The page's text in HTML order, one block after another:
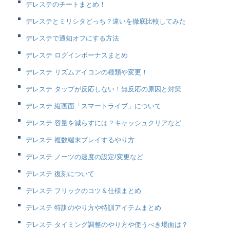
デレステのチートまとめ！
デレステとミリシタどっち？違いを徹底比較してみた
デレステで通知オフにする方法
デレステ ログインボーナスまとめ
デレステ リズムアイコンの種類や変更！
デレステ タップが反応しない！無反応の原因と対策
デレステ 縦画面「スマートライブ」について
デレステ 容量を減らすには？キャッシュクリアなど
デレステ 複数端末プレイするやり方
デレステ ノーツの速度の設定/変更など
デレステ 復刻について
デレステ フリックのコツ＆仕様まとめ
デレステ 特訓のやり方や特訓アイテムまとめ
デレステ タイミング調整のやり方や使うべき場面は？